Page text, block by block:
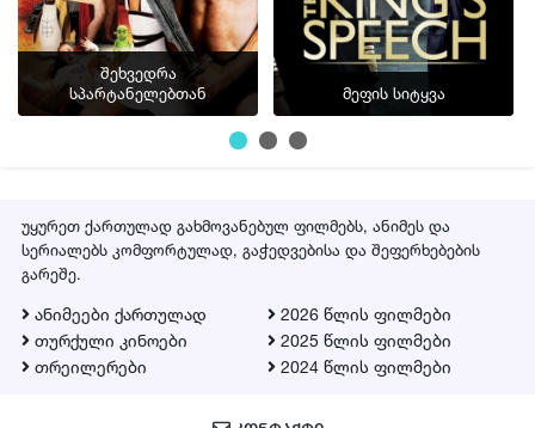
შეხვედრა
სპარტანელებთან
მეფის სიტყვა
უყურეთ ქართულად გახმოვანებულ ფილმებს, ანიმეს და
სერიალებს კომფორტულად, გაჭედვებისა და შეფერხებების
გარეშე.
ანიმეები ქართულად
თურქული კინოები
თრეილერები
2026 წლის ფილმები
2025 წლის ფილმები
2024 წლის ფილმები